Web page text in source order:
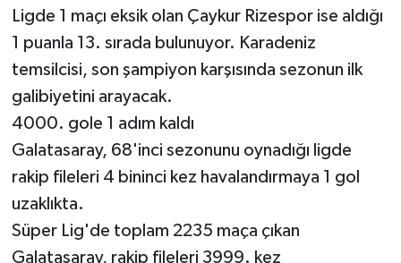
Ligde 1 maçı eksik olan Çaykur Rizespor ise aldığı
1 puanla 13. sırada bulunuyor. Karadeniz
temsilcisi, son şampiyon karşısında sezonun ilk
galibiyetini arayacak.
4000. gole 1 adım kaldı
Galatasaray, 68'inci sezonunu oynadığı ligde
rakip fileleri 4 bininci kez havalandırmaya 1 gol
uzaklıkta.
Süper Lig'de toplam 2235 maça çıkan
Galatasaray, rakip fileleri 3999. kez